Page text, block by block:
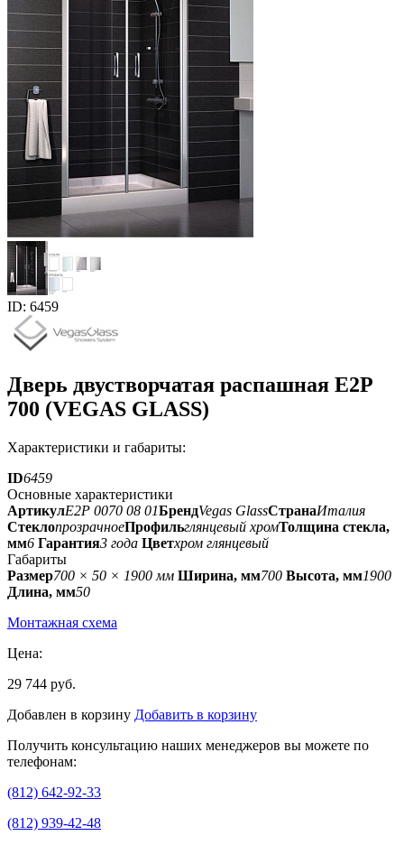
ID: 6459
Дверь двустворчатая распашная E2P
700 (VEGAS GLASS)
Характеристики и габариты:
ID6459
Основные характеристики
АртикулE2P 0070 08 01БрендVegas GlassСтранаИталия
СтеклопрозрачноеПрофильглянцевый хромТолщина стекла,
мм6 Гарантия3 года Цветхром глянцевый
Габариты
Размер700 × 50 × 1900 мм Ширина, мм700 Высота, мм1900
Длина, мм50
Монтажная схема
Цена:
29 744 руб.
Добавлен в корзину Добавить в корзину
Получить консультацию наших менеджеров вы можете по
телефонам:
(812) 642-92-33
(812) 939-42-48